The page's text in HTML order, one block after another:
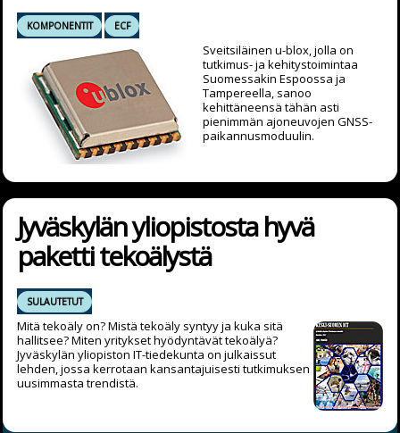
KOMPONENTIT ECF
Sveitsiläinen u-blox, jolla on
tutkimus- ja kehitystoimintaa
Suomessakin Espoossa ja
Tampereella, sanoo
kehittäneensä tähän asti
pienimmän ajoneuvojen GNSS-
paikannusmoduulin.
Jyväskylän yliopistosta hyvä
paketti tekoälystä
SULAUTETUT
Mitä tekoäly on? Mistä tekoäly syntyy ja kuka sitä
hallitsee? Miten yritykset hyödyntävät tekoälyä?
Jyväskylän yliopiston IT-tiedekunta on julkaissut
lehden, jossa kerrotaan kansantajuisesti tutkimuksen
uusimmasta trendistä.